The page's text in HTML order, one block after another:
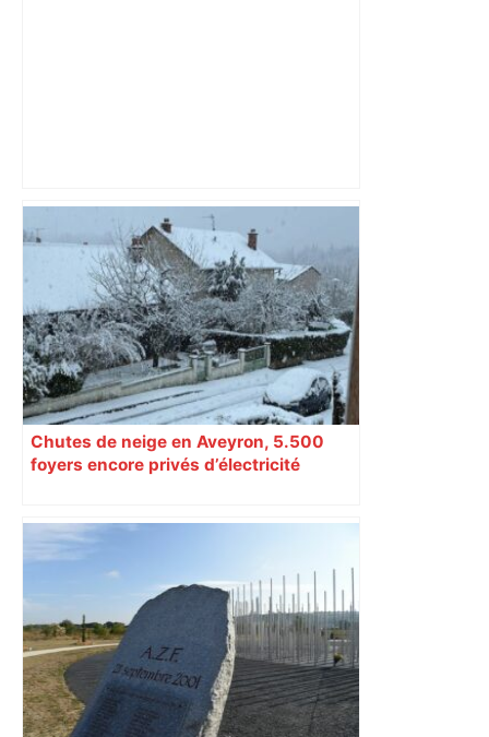
Top 14 : Perpignan mate le leader
Toulouse et quitte la dernière place –
lanouvellerepublique.fr
Chutes de neige en Aveyron, 5.500
foyers encore privés d’électricité